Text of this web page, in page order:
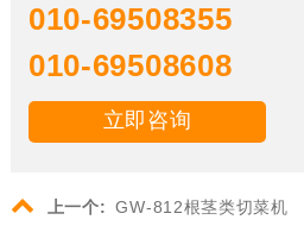
010-69508355
010-69508608
立即咨询
上一个: GW-812根茎类切菜机